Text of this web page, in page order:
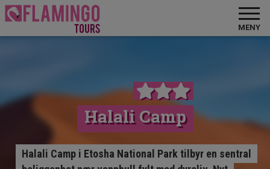
MENY
Halali Camp
Halali Camp i Etosha National Park tilbyr en sentral